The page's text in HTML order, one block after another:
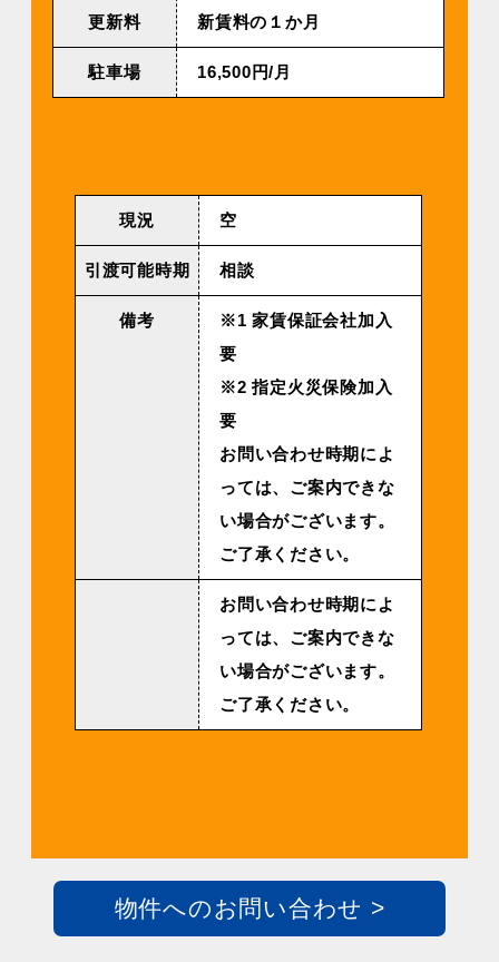
更新料 新賃料の１か月
駐車場 16,500円/⽉
現況 空
引渡可能時期 相談
備考
※1 家賃保証会社加入
要
※2 指定火災保険加入
要
お問い合わせ時期によ
っては、ご案内できな
い場合がございます。
ご了承ください。
お問い合わせ時期によ
っては、ご案内できな
い場合がございます。
ご了承ください。
物件へのお問い合わせ >